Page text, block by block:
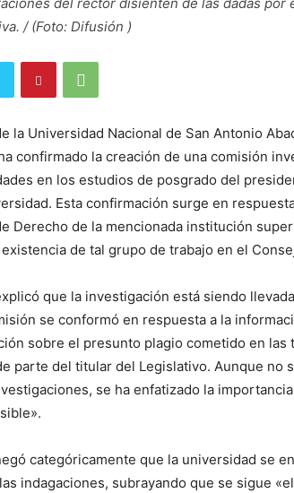
/ (Foto: Difusión )
la Universidad Nacional de San Antonio
confirmado la creación de una comisión
en los estudios de posgrado del
Esta confirmación surge en
Derecho de la mencionada institución
de tal grupo de trabajo en el
que la investigación está siendo
se conformó en respuesta a la
sobre el presunto plagio cometido en las
parte del titular del Legislativo. Aunque no
se ha enfatizado la
categóricamente que la universidad se
indagaciones, subrayando que se sigue